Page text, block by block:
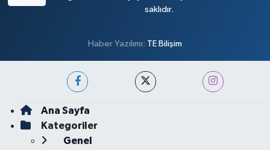
saklıdır.
Haber Yazılımı: TE Bilişim
Ana Sayfa
Kategoriler
Genel